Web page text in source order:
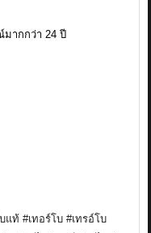
ากกว่า 24 ปี
แท้ #เทอร์โบ #เทรอ์โบ